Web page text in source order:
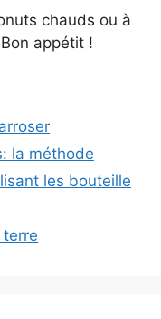
chauds ou à
appétit !
la méthode
les bouteille